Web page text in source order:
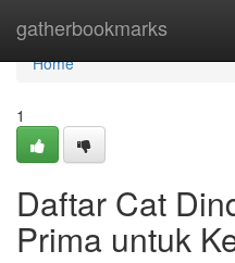
gatherbookmarks
Home
Home
1
Daftar Cat
Prima untuk